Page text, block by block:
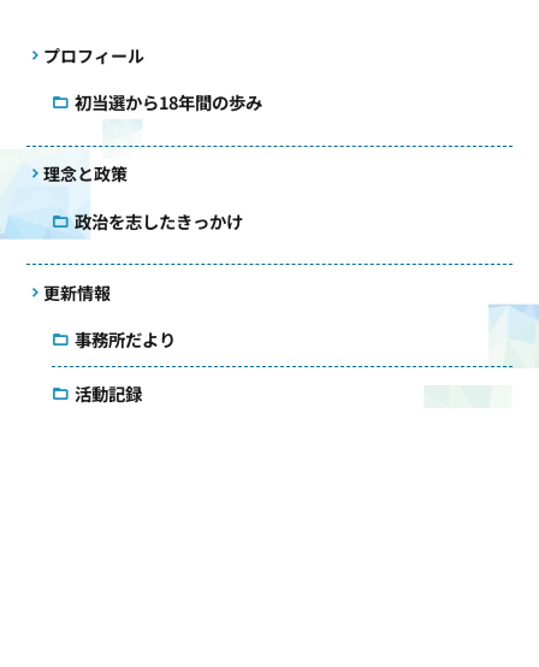
プロフィール
初当選から18年間の歩み
理念と政策
政治を志したきっかけ
更新情報
事務所だより
活動記録